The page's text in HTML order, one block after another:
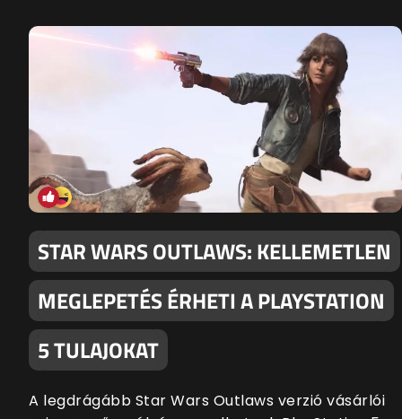
STAR WARS OUTLAWS: KELLEMETLEN
MEGLEPETÉS ÉRHETI A PLAYSTATION
5 TULAJOKAT
A legdrágább Star Wars Outlaws verzió vásárlói